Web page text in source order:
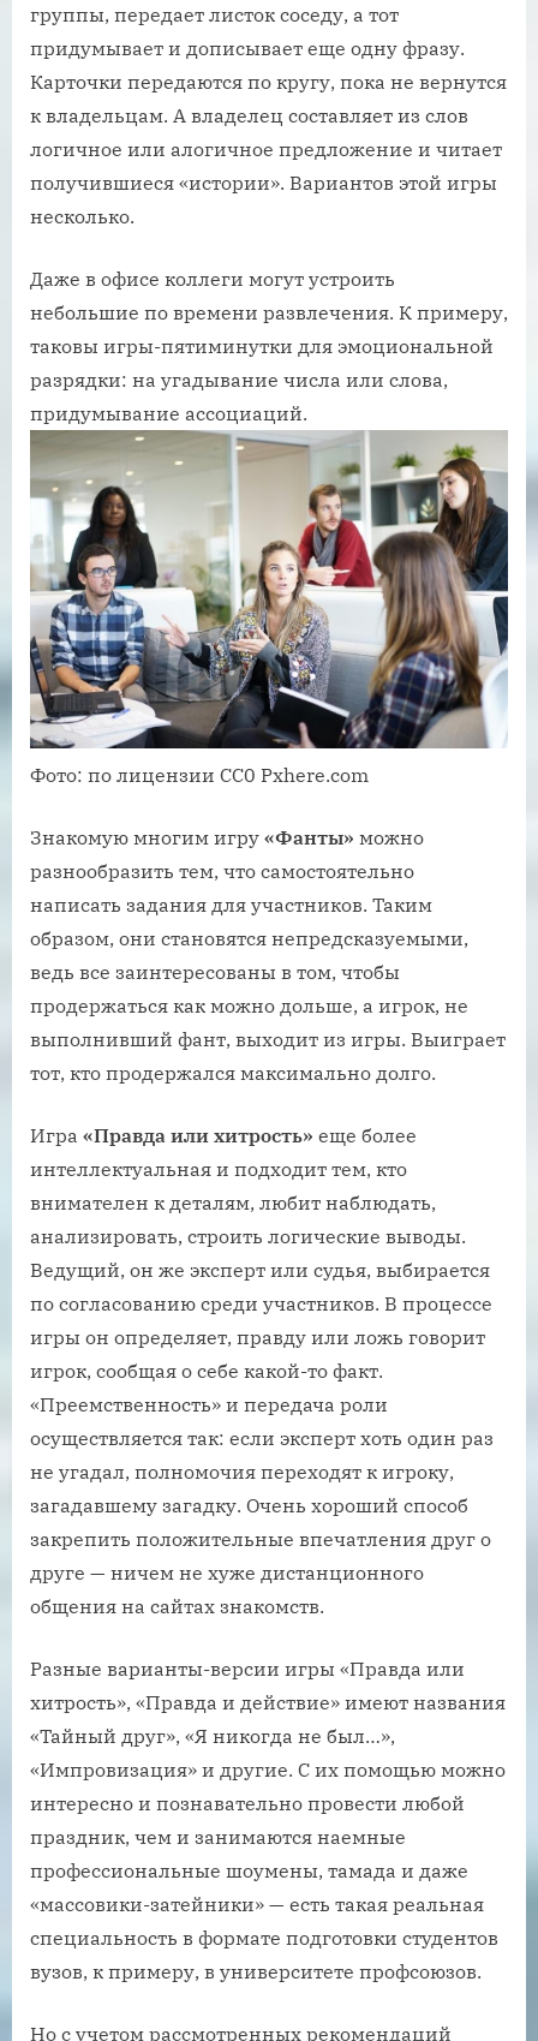
группы, передает листок соседу, а тот
придумывает и дописывает еще одну фразу.
Карточки передаются по кругу, пока не вернутся
к владельцам. А владелец составляет из слов
логичное или алогичное предложение и читает
получившиеся «истории». Вариантов этой игры
несколько.
Даже в офисе коллеги могут устроить
небольшие по времени развлечения. К примеру,
таковы игры-пятиминутки для эмоциональной
разрядки: на угадывание числа или слова,
придумывание ассоциаций.
Фото: по лицензии CC0 Pxhere.com
Знакомую многим игру «Фанты» можно
разнообразить тем, что самостоятельно
написать задания для участников. Таким
образом, они становятся непредсказуемыми,
ведь все заинтересованы в том, чтобы
продержаться как можно дольше, а игрок, не
выполнивший фант, выходит из игры. Выиграет
тот, кто продержался максимально долго.
Игра «Правда или хитрость» еще более
интеллектуальная и подходит тем, кто
внимателен к деталям, любит наблюдать,
анализировать, строить логические выводы.
Ведущий, он же эксперт или судья, выбирается
по согласованию среди участников. В процессе
игры он определяет, правду или ложь говорит
игрок, сообщая о себе какой-то факт.
«Преемственность» и передача роли
осуществляется так: если эксперт хоть один раз
не угадал, полномочия переходят к игроку,
загадавшему загадку. Очень хороший способ
закрепить положительные впечатления друг о
друге — ничем не хуже дистанционного
общения на сайтах знакомств.
Разные варианты-версии игры «Правда или
хитрость», «Правда и действие» имеют названия
«Тайный друг», «Я никогда не был…»,
«Импровизация» и другие. С их помощью можно
интересно и познавательно провести любой
праздник, чем и занимаются наемные
профессиональные шоумены, тамада и даже
«массовики-затейники» — есть такая реальная
специальность в формате подготовки студентов
вузов, к примеру, в университете профсоюзов.
Но с учетом рассмотренных рекомендаций